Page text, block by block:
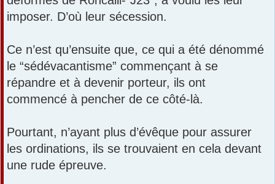
imposer. D’où leur sécession.
Ce n’est qu’ensuite que, ce qui a été dénommé
le “sédévacantisme” commençant à se
répandre et à devenir porteur, ils ont
commencé à pencher de ce côté-là.
Pourtant, n’ayant plus d’évêque pour assurer
les ordinations, ils se trouvaient en cela devant
une rude épreuve.